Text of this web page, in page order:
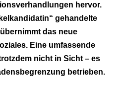
hervor.
gehandelte
das neue
Eine umfassende
nicht in Sicht – es
betrieben.